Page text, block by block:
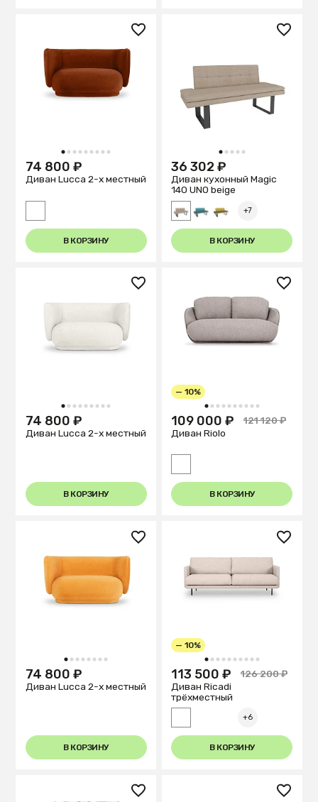
1 2 3 4 5 6 7 8 9
74 800 ₽
Диван Lucca 2-х местный
В КОРЗИНУ
1 2 3 4 5
36 302 ₽
Диван кухонный Magiс
140 UNO beige
+7
В КОРЗИНУ
1 2 3 4 5 6 7 8 9
74 800 ₽
Диван Lucca 2-х местный
В КОРЗИНУ
1 2 3 4 5 6 7 8 9 10
— 10%
109 000 ₽
121 120 ₽
Диван Riolo
В КОРЗИНУ
1 2 3 4 5 6 7 8
74 800 ₽
Диван Lucca 2-х местный
В КОРЗИНУ
1 2 3 4 5 6 7 8 9 10
— 10%
113 500 ₽
126 200 ₽
Диван Ricadi
трёхместный
+6
В КОРЗИНУ